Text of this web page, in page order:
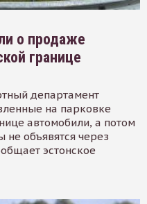
о продаже
границе
департамент
на парковке
автомобили, а потом
объявятся через
эстонское